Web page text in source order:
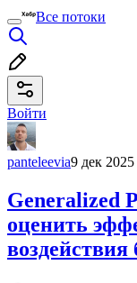
Все потоки
Войти
panteleevia9 дек 2025
Generalized
оценить
воздействия